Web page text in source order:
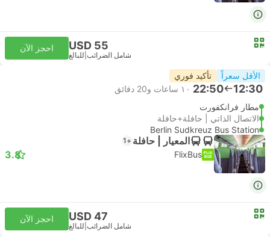
USD 55
شامل الضرائب للبالغ
احجز الآن
الأقل سعراً تأكيد فوري
12:30
22:50 ١٠ ساعات و‫20 دقائق
مطار فرانكفورت
الاتصال الذاتي | حافلة+حافلة
Berlin Sudkreuz Bus Station
المعيار | حافلة +1
FlixBus
3.8
USD 47
شامل الضرائب للبالغ
احجز الآن